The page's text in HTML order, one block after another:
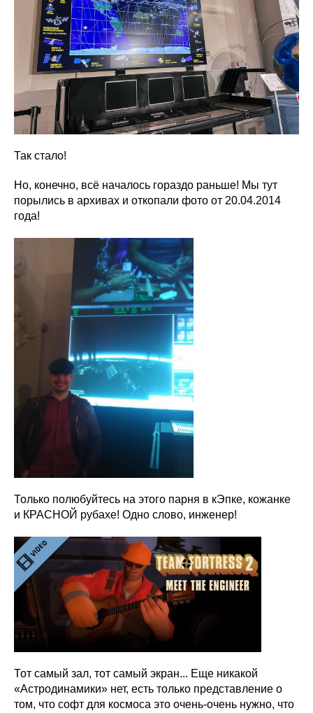
Так стало!
Но, конечно, всё началось гораздо раньше! Мы тут
порылись в архивах и откопали фото от 20.04.2014
года!
Только полюбуйтесь на этого парня в кЭпке, кожанке
и КРАСНОЙ рубахе! Одно слово, инженер!
Тот самый зал, тот самый экран... Еще никакой
«Астродинамики» нет, есть только представление о
том, что софт для космоса это очень-очень нужно, что